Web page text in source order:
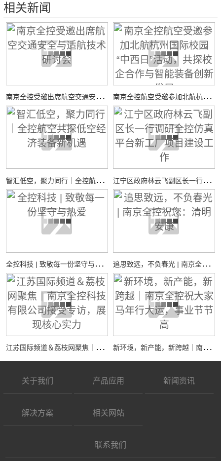
相关新闻
南
京全控受邀出席航空交通安全与适航技术研讨会 南
京全控航空受邀参加北航杭州国际校园“中西日”活动，共探校企合作与智能装备创新发展
智
汇低空，聚力同行｜全控航空共探低空经济装备新机遇 江
宁区政府林云飞副区长一行调研全控仿真平台新工厂项目建设工作
全
控科技 | 致敬每一份坚守与热爱 追
思致远，不负春光 | 南京全控祝您：清明安康
江
苏国际频道＆荔枝网聚焦｜南京全控科技有限公司接受专访，展现核心实力 新
环境，新产能，新跨越｜南京全控祝大家马年行大运，事业节节高
关于我们 产品应用 新闻资讯
解决方案 相关网站
联系我们